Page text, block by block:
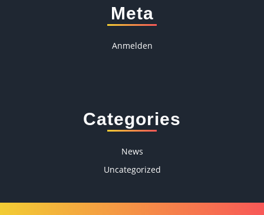
Meta
Anmelden
Categories
News
Uncategorized